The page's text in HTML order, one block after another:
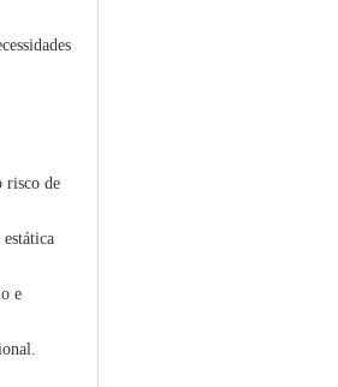
risco de
e